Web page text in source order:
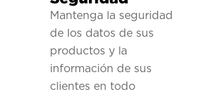
Mantenga la seguridad
de los datos de sus
productos y la
información de sus
clientes en todo